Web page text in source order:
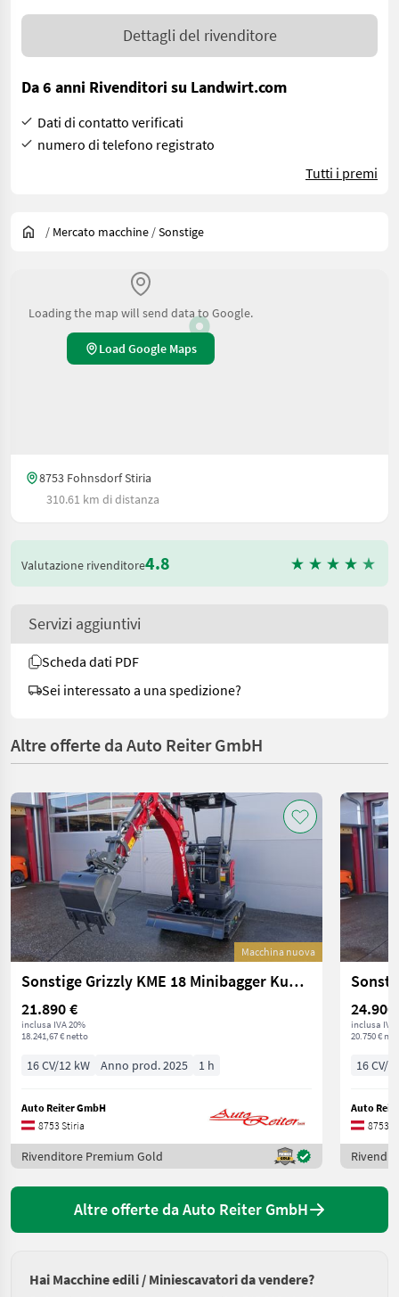
Dettagli del rivenditore
Da 6 anni Rivenditori su Landwirt.com
Dati di contatto verificati
numero di telefono registrato
Tutti i premi
/ Mercato macchine /Sonstige
Loading the map will send data to Google.
Load Google Maps
8753 Fohnsdorf Stiria
310.61 km di distanza
Valutazione rivenditore4.8
Servizi aggiuntivi
Scheda dati PDF
Sei interessato a una spedizione?
Altre offerte da Auto Reiter GmbH
Macchina nuova
Sonstige Grizzly KME 18 Minibagger Kubota Motor
21.890 €
inclusa IVA 20%
18.241,67 € netto
16 CV/12 kW Anno prod. 2025 1 h
Auto Reiter GmbH
8753 Stiria
Rivenditore Premium Gold
24.900
inclusa IVA
20.750 €
16 CV/
Auto
8753
Altre offerte da Auto Reiter GmbH
Hai Macchine edili / Miniescavatori da vendere?